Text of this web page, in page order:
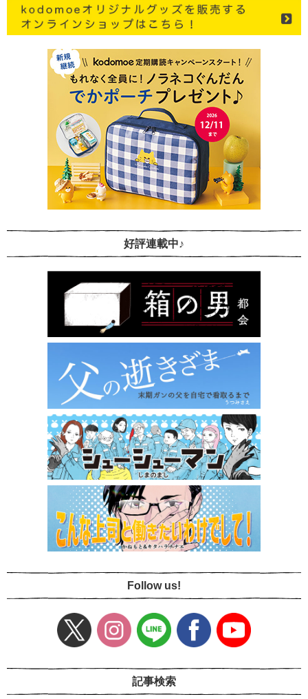
好評連載中♪
Follow us!
記事検索